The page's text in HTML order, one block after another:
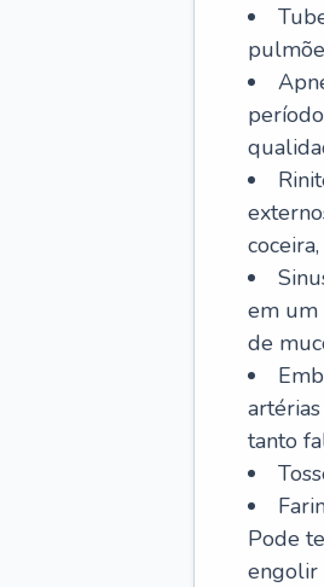
em um
de
tanto
Pode
engolir